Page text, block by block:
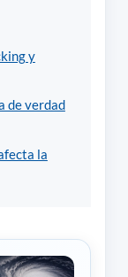
y
de verdad
la